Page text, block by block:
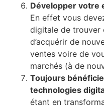
Développer votre
En effet vous
digitale de trouver
d’acquérir de
ventes voire de
marchés (à de
Toujours
technologies
étant en